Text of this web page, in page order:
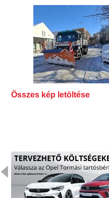
Összes kép letöltése